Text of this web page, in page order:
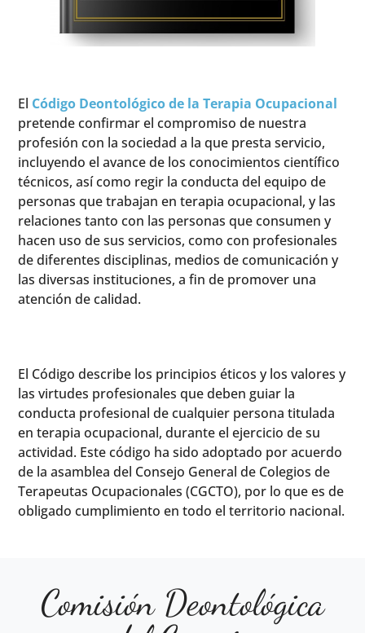
El Código Deontológico de la Terapia Ocupacional
pretende confirmar el compromiso de nuestra
profesión con la sociedad a la que presta servicio,
incluyendo el avance de los conocimientos científico
técnicos, así como regir la conducta del equipo de
personas que trabajan en terapia ocupacional, y las
relaciones tanto con las personas que consumen y
hacen uso de sus servicios, como con profesionales
de diferentes disciplinas, medios de comunicación y
las diversas instituciones, a fin de promover una
atención de calidad.
El Código describe los principios éticos y los valores y
las virtudes profesionales que deben guiar la
conducta profesional de cualquier persona titulada
en terapia ocupacional, durante el ejercicio de su
actividad. Este código ha sido adoptado por acuerdo
de la asamblea del Consejo General de Colegios de
Terapeutas Ocupacionales (CGCTO), por lo que es de
obligado cumplimiento en todo el territorio nacional.
Comisión Deontológica